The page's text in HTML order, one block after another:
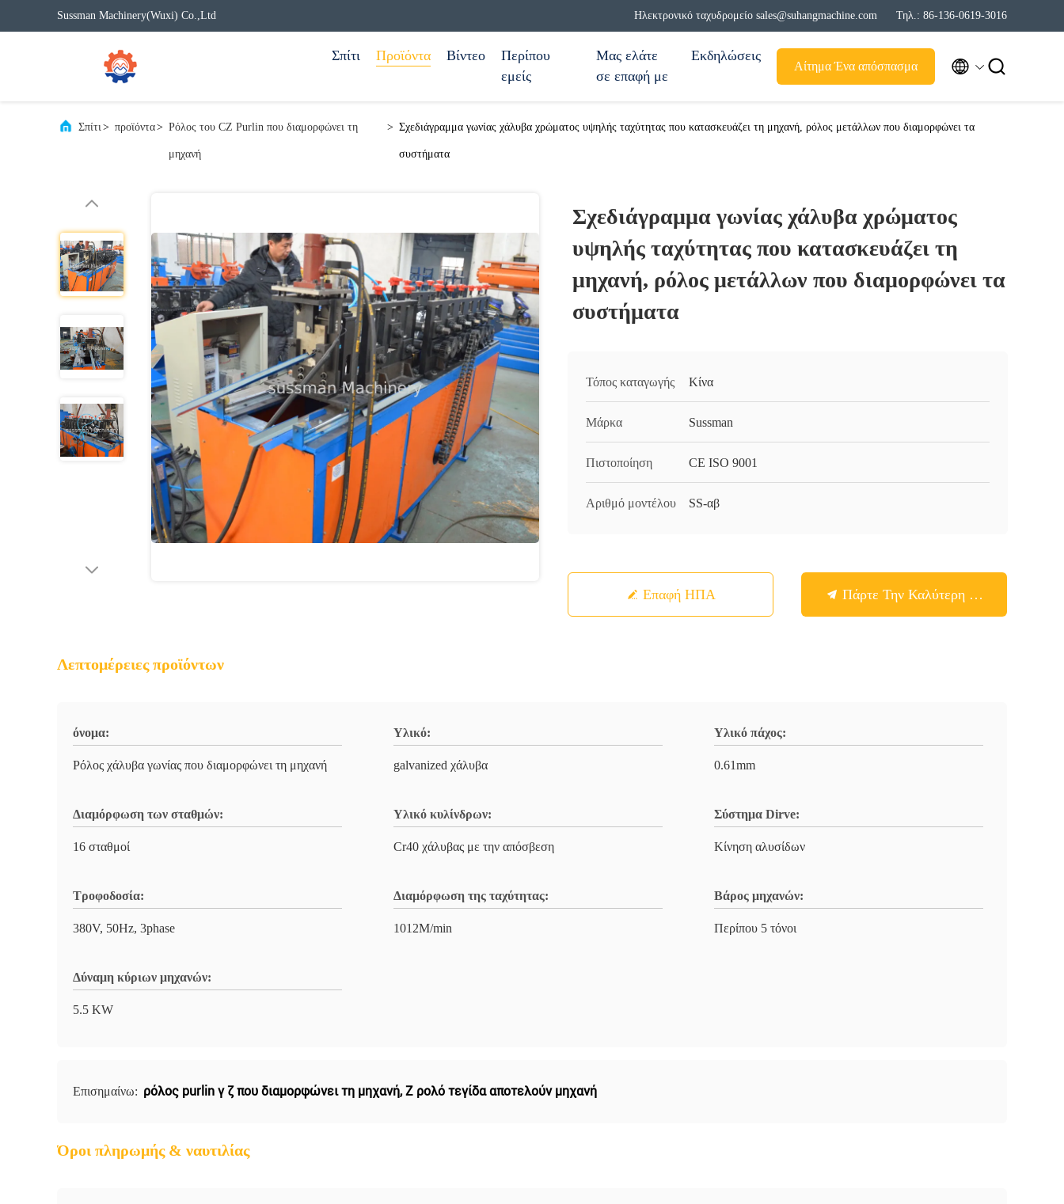
Sussman Machinery(Wuxi) Co.,Ltd Ηλεκτρονικό ταχυδρομείο sales@suhangmachine.com Τηλ.: 86-136-0619-3016
Σπίτι Προϊόντα Βίντεο
Περίπου
εμείς
Μας ελάτε
σε επαφή με
Εκδηλώσεις
Αίτημα Ένα απόσπασμα  
Σπίτι> προϊόντα> Ρόλος του CZ Purlin που διαμορφώνει τη
μηχανή
> Σχεδιάγραμμα γωνίας χάλυβα χρώματος υψηλής ταχύτητας που κατασκευάζει τη μηχανή, ρόλος μετάλλων που διαμορφώνει τα
συστήματα
Σχεδιάγραμμα γωνίας χάλυβα χρώματος
υψηλής ταχύτητας που κατασκευάζει τη
μηχανή, ρόλος μετάλλων που διαμορφώνει τα
συστήματα
Τόπος καταγωγής Κίνα
Μάρκα Sussman
Πιστοποίηση CE ISO 9001
Αριθμό μοντέλου SS-αβ
Επαφή ΗΠΑ Πάρτε Την Καλύτερη Τιμή
Λεπτομέρειες προϊόντων
όνομα:
Ρόλος χάλυβα γωνίας που διαμορφώνει τη μηχανή
Υλικό:
galvanized χάλυβα
Υλικό πάχος:
0.61mm
Διαμόρφωση των σταθμών:
16 σταθμοί
Υλικό κυλίνδρων:
Cr40 χάλυβας με την απόσβεση
Σύστημα Dirve:
Κίνηση αλυσίδων
Τροφοδοσία:
380V, 50Hz, 3phase
Διαμόρφωση της ταχύτητας:
1012M/min
Βάρος μηχανών:
Περίπου 5 τόνοι
Δύναμη κύριων μηχανών:
5.5 KW
Επισημαίνω: ρόλος purlin γ ζ που διαμορφώνει τη μηχανή,Z ρολό τεγίδα αποτελούν μηχανή
Όροι πληρωμής & ναυτιλίας